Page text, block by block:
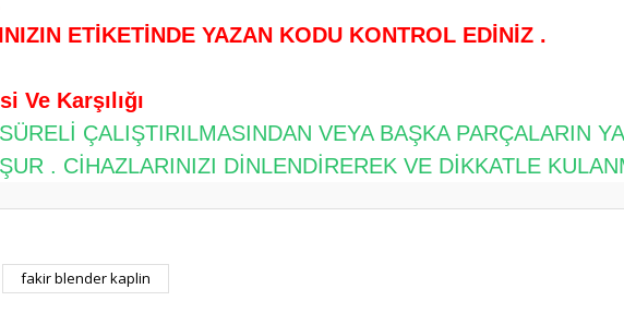
ETİKETİNDE YAZAN KODU KONTROL EDİNİZ .
Ve Karşılığı
ÇALIŞTIRILMASINDAN VEYA BAŞKA PARÇALARIN
. CİHAZLARINIZI DİNLENDİREREK VE DİKKATLE
Bu ürüne ilk yorumu siz yapın!
fakir blender kaplin